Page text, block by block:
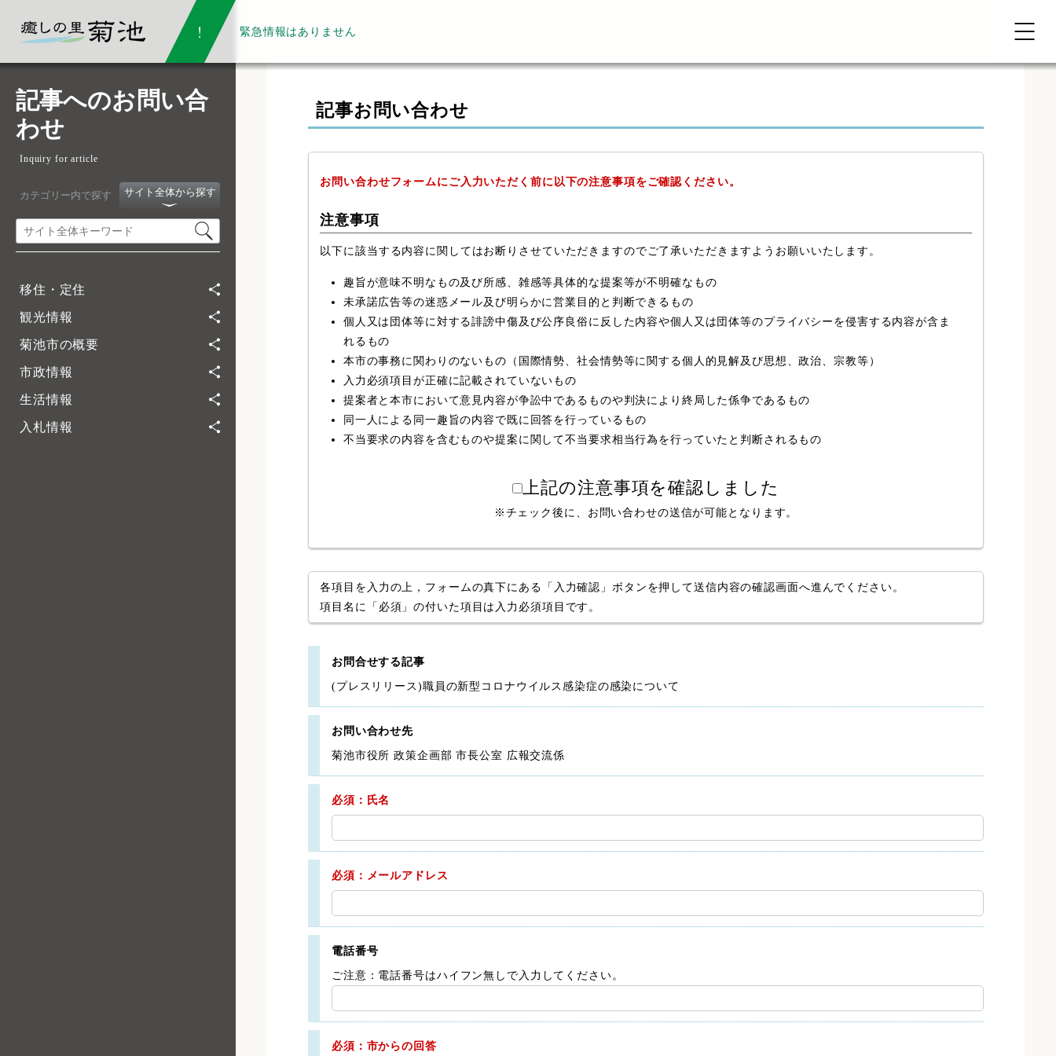
緊急情報はありません
記事へのお問い合
わせ
Inquiry for article
カテゴリー内で探す サイト全体から探す
移住・定住
観光情報
菊池市の概要
市政情報
生活情報
入札情報
記事お問い合わせ
お問い合わせフォームにご入力いただく前に以下の注意事項をご確認ください。
注意事項
以下に該当する内容に関してはお断りさせていただきますのでご了承いただきますようお願いいたします。
趣旨が意味不明なもの及び所感、雑感等具体的な提案等が不明確なもの
未承諾広告等の迷惑メール及び明らかに営業目的と判断できるもの
個人又は団体等に対する誹謗中傷及び公序良俗に反した内容や個人又は団体等のプライバシーを侵害する内容が含ま
れるもの
本市の事務に関わりのないもの（国際情勢、社会情勢等に関する個人的見解及び思想、政治、宗教等）
入力必須項目が正確に記載されていないもの
提案者と本市において意見内容が争訟中であるものや判決により終局した係争であるもの
同一人による同一趣旨の内容で既に回答を行っているもの
不当要求の内容を含むものや提案に関して不当要求相当行為を行っていたと判断されるもの
上記の注意事項を確認しました
※チェック後に、お問い合わせの送信が可能となります。
各項目を入力の上，フォームの真下にある「入力確認」ボタンを押して送信内容の確認画面へ進んでください。
項目名に「必須」の付いた項目は入力必須項目です。
お問合せする記事
(プレスリリース)職員の新型コロナウイルス感染症の感染について
お問い合わせ先
菊池市役所 政策企画部 市長公室 広報交流係
必須：氏名
必須：メールアドレス
電話番号
ご注意：電話番号はハイフン無しで入力してください。
必須：市からの回答